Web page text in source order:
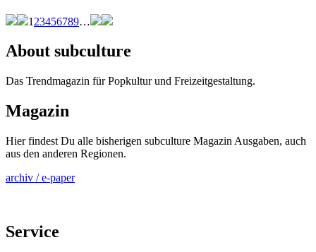
1 23456789…
About subculture
Das Trendmagazin für Popkultur und Freizeitgestaltung.
Magazin
Hier findest Du alle bisherigen subculture Magazin Ausgaben, auch
aus den anderen Regionen.
archiv / e-paper
Service